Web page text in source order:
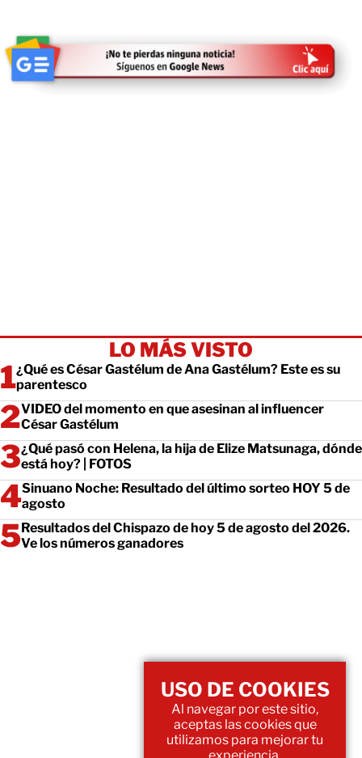
LO MÁS VISTO
¿Qué es César Gastélum de Ana Gastélum? Este es su
parentesco
VIDEO del momento en que asesinan al influencer
César Gastélum
¿Qué pasó con Helena, la hija de Elize Matsunaga, dónde
está hoy? | FOTOS
Sinuano Noche: Resultado del último sorteo HOY 5 de
agosto
Resultados del Chispazo de hoy 5 de agosto del 2026.
Ve los números ganadores
USO DE COOKIES
Al navegar por este sitio,
aceptas las cookies que
utilizamos para mejorar tu